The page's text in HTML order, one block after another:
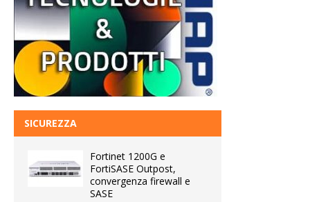
SICUREZZA
Fortinet 1200G e
FortiSASE Outpost,
convergenza firewall e
SASE